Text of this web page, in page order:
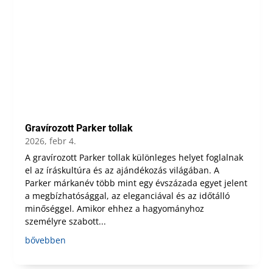
Gravírozott Parker tollak
2026, febr 4.
A gravírozott Parker tollak különleges helyet foglalnak
el az íráskultúra és az ajándékozás világában. A
Parker márkanév több mint egy évszázada egyet jelent
a megbízhatósággal, az eleganciával és az időtálló
minőséggel. Amikor ehhez a hagyományhoz
személyre szabott...
bővebben